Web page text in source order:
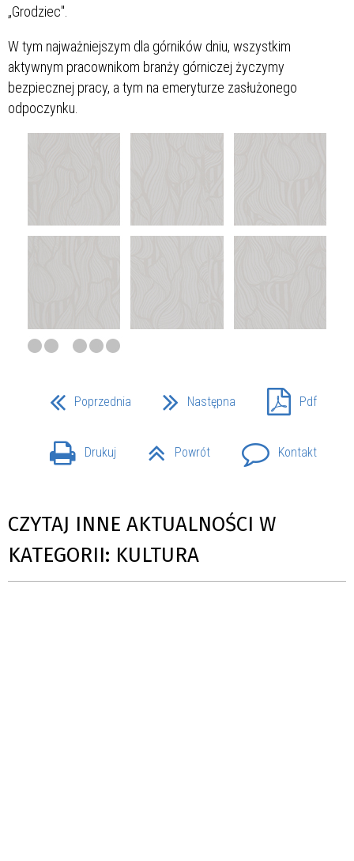
„Grodziec".
W tym najważniejszym dla górników dniu, wszystkim
aktywnym pracownikom branży górniczej życzymy
bezpiecznej pracy, a tym na emeryturze zasłużonego
odpoczynku.
Poprzednia Następna Pdf
Drukuj Powrót Kontakt
CZYTAJ INNE AKTUALNOŚCI W
KATEGORII: KULTURA